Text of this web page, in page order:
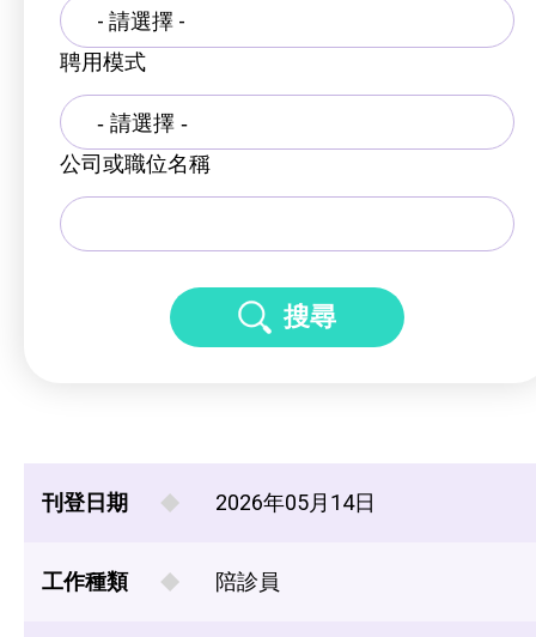
- 請選擇 -
聘用模式
公司或職位名稱
搜尋
刊登日期 2026年05月14日
工作種類 陪診員